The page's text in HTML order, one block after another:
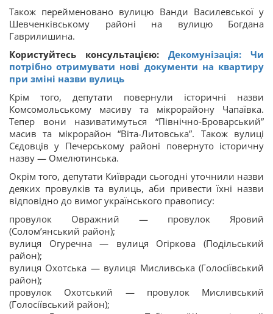
Також перейменовано вулицю Ванди Василевської у
Шевченківському районі на вулицю Богдана
Гаврилишина.
Користуйтесь консультацією: Декомунізація: Чи
потрібно отримувати нові документи на квартиру
при зміні назви вулиць
Крім того, депутати повернули історичні назви
Комсомольському масиву та мікрорайону Чапаївка.
Тепер вони називатимуться “Північно-Броварський”
масив та мікрорайон “Віта-Литовська”. Також вулиці
Сєдовців у Печерському районі повернуто історичну
назву — Омелютинська.
Окрім того, депутати Київради сьогодні уточнили назви
деяких провулків та вулиць, аби привести їхні назви
відповідно до вимог українського правопису:
провулок Овражний — провулок Яровий
(Солом’янський район);
вулиця Огуречна — вулиця Огіркова (Подільський
район);
вулиця Охотська — вулиця Мисливська (Голосіївський
район);
провулок Охотський — провулок Мисливський
(Голосіївський район);